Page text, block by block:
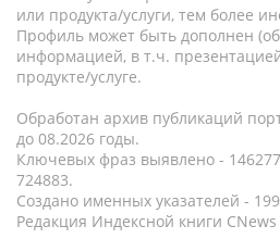
или продукта/услуги, тем более
Профиль может быть дополнен
информацией, в т.ч.
продукте/услуге.
Обработан архив публикаций
до 08.2026 годы.
Ключевых фраз выявлено -
724883.
Создано именных указателей -
Редакция Индексной книги CNews